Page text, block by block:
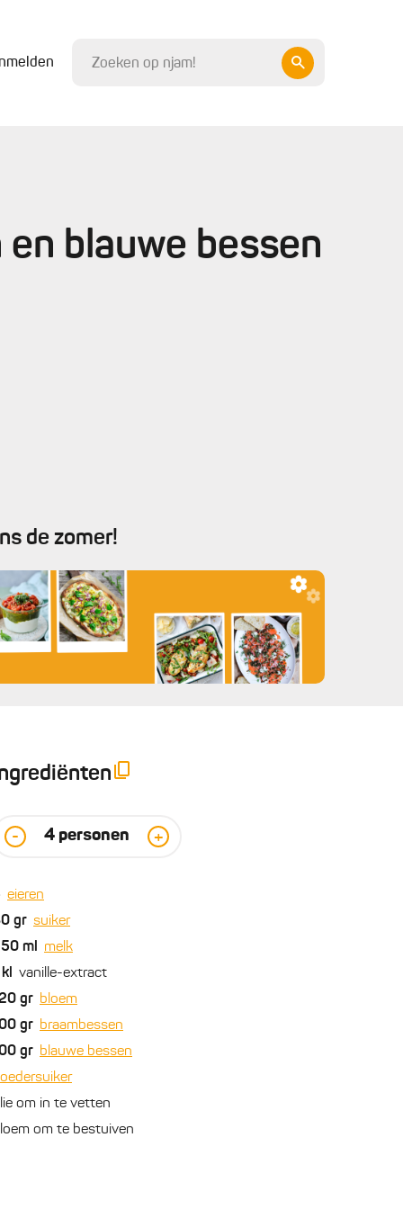
blauwe bessen
de zomer!
- 4 personen +
eieren
gr suiker
ml melk
kl vanille-extract
gr bloem
gr braambessen
gr blauwe bessen
om in te vetten
om te bestuiven